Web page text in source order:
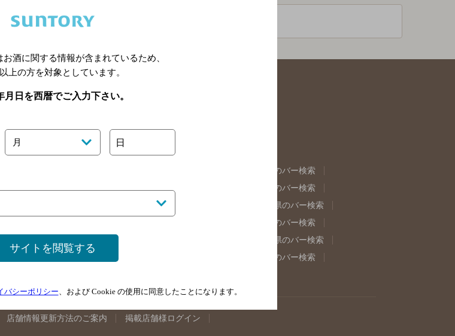
関連ページ
福島県のバー検索
東京都のバー検索
岐阜県のバー検索
奈良県のバー検索
山口県のバー検索
島根県のバー検索
佐賀県のバー検索
店舗情報更新方法のご案内 掲載店舗様ログイン
お酒に関する情報が含まれているため、
上の方を対象としています。
月日を西暦でご入力下さい。
月 日
サイトを閲覧する
バシーポリシー、および Cookie の使用に同意したことになります。